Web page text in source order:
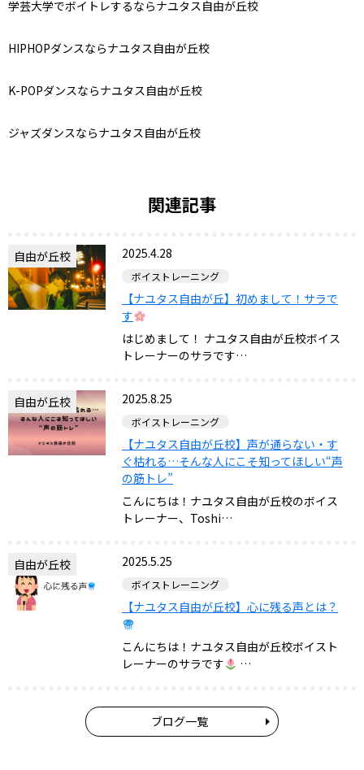
学芸大学でボイトレするならナユタス自由が丘校
HIPHOPダンスならナユタス自由が丘校
K-POPダンスならナユタス自由が丘校
ジャズダンスならナユタス自由が丘校
関連記事
自由が丘校 2025.4.28
ボイストレーニング
【ナユタス自由が丘】初めまして！サラで
す
はじめまして！ ナユタス自由が丘校ボイス
トレーナーのサラです…
自由が丘校 2025.8.25
ボイストレーニング
【ナユタス自由が丘校】声が通らない・す
ぐ枯れる…そんな人にこそ知ってほしい“声
の筋トレ”
こんにちは！ナユタス自由が丘校のボイス
トレーナー、Toshi…
自由が丘校 2025.5.25
ボイストレーニング
【ナユタス自由が丘校】心に残る声とは？
こんにちは！ナユタス自由が丘校ボイスト
レーナーのサラです
…
ブログ一覧